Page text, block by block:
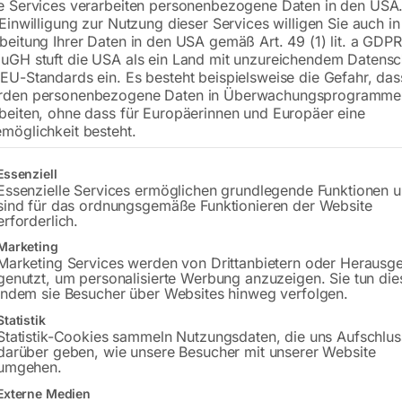
€ 10,80
inkl. MwSt. zzgl.Versandkosten
Lieferzeit:ca. 2 - 3 Tage
Bitte beachten Sie: Die Versandkosten
In den
Sie haben
Gerne
Services verarbeiten personenbezogene Daten in den
zur Nutzung dieser Services willigen Sie auch
Ihrer Daten in den USA gemäß Art. 49 (1) lit. a
stuft die USA als ein Land mit unzureichendem
Standards ein. Es besteht beispielsweise die Gefahr,
personenbezogene Daten in
ohne dass für Europäerinnen und Europäer eine
besteht.
eine Liste der Service-Gruppen, für die eine Einwilligung erteilt
Services ermöglichen grundlegende Funktionen
für das ordnungsgemäße Funktionieren der Website
Services werden von Drittanbietern oder
um personalisierte Werbung anzuzeigen. Sie tun
sie Besucher über Websites hinweg verfolgen.
Cookies sammeln Nutzungsdaten, die uns
geben, wie unsere Besucher mit unserer Website
Medien